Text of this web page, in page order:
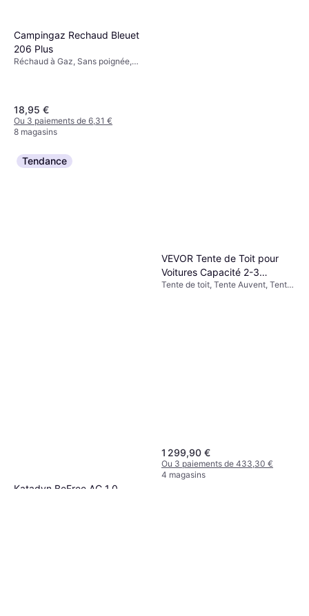
Campingaz Rechaud Bleuet
206 Plus
Réchaud à Gaz, Sans poignée,
18,95 €
Ou 3 paiements de 6,31 €
8 magasins
Tendance
Katadyn BeFree AC 1,0
VEVOR Tente de Toit pour
Voitures Capacité 2-3
Étanche
Tente de toit, Tente Auvent, Tente
1 299,90 €
Ou 3 paiements de 433,30 €
4 magasins